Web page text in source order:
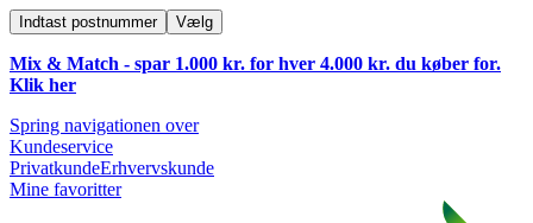
Indtast postnummer Vælg
Mix & Match - spar 1.000 kr. for hver 4.000 kr. du køber for.
Klik her
Spring navigationen over
Kundeservice
PrivatkundeErhvervskunde
Mine favoritter